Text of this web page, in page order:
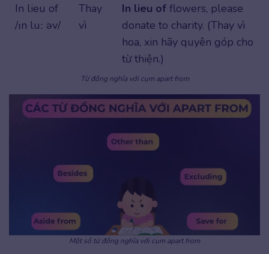
In lieu of
/ɪn luː əv/
Thay
vì
In lieu of flowers, please
donate to charity. (Thay vì
hoa, xin hãy quyên góp cho
từ thiện.)
Từ đồng nghĩa với cụm apart from
Một số từ đồng nghĩa với cụm apart from